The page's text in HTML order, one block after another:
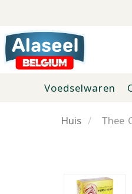
Voedselwaren
Huis
Thee